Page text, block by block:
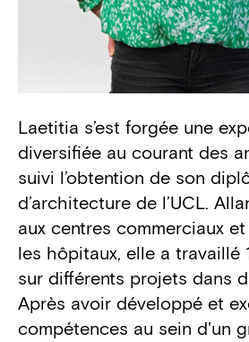
Biography
Laetitia s’est forgée une
diversifiée au courant des
suivi l’obtention de son
d’architecture de l’UCL.
aux centres commerciaux
les hôpitaux, elle a travaillé
sur différents projets dans
Après avoir développé et
compétences au sein d'un